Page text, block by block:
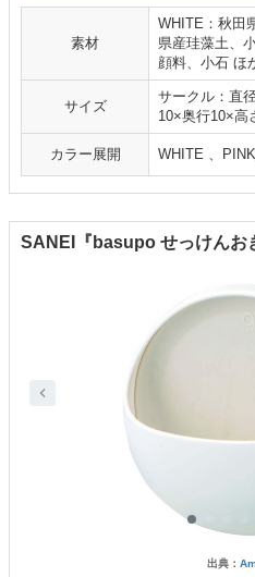
素材
WHITE：秋田
県産珪藻土、
顔料、小石 ほ
サイズ
サークル：直
10×奥行10×高
カラー展開 WHITE 、
SANEI『basupo せっけんお
出典：